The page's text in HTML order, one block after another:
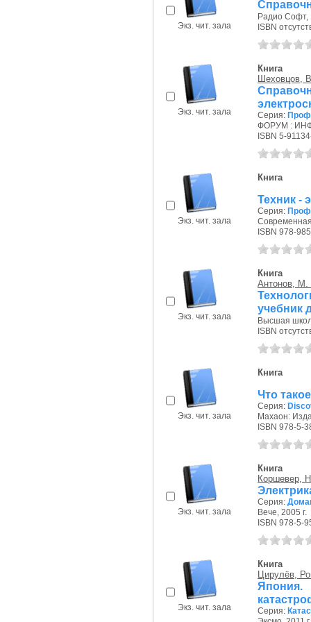
Экз. чит. зала
Радио Софт,
ISBN
Экз. чит. зала
Книга
Шеховцов,
Серия:
ФОРУМ :
ISBN 5-
Экз. чит. зала
Книга
Техник -
Серия:
ISBN 978-
Экз. чит. зала
Книга
Антонов, М.
учебник
Высшая
ISBN
Экз. чит. зала
Книга
Что
Серия:
Махаон:
ISBN 978-5-
Экз. чит. зала
Книга
Коршевер,
Серия:
Вече, 2005 г.
ISBN 978-5-
Экз. чит. зала
Книга
Цирулёв,
Серия: